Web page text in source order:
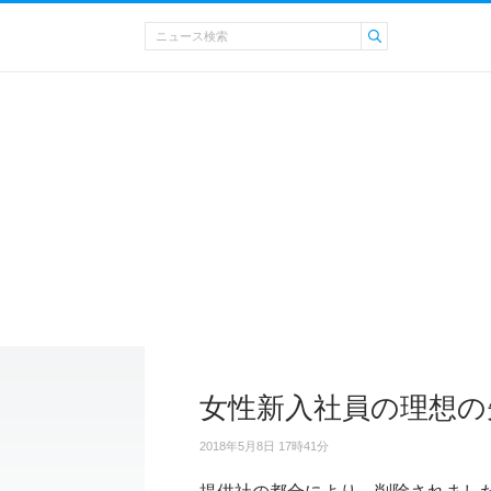
女性新入社員の理想
2018年5月8日 17時41分